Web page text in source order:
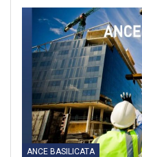
ANCE BASILICATA